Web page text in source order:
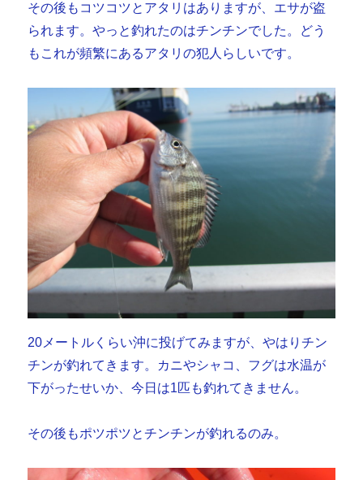
その後もコツコツとアタリはありますが、エサが盗
られます。やっと釣れたのはチンチンでした。どう
もこれが頻繁にあるアタリの犯人らしいです。
20メートルくらい沖に投げてみますが、やはりチン
チンが釣れてきます。カニやシャコ、フグは水温が
下がったせいか、今日は1匹も釣れてきません。
その後もポツポツとチンチンが釣れるのみ。